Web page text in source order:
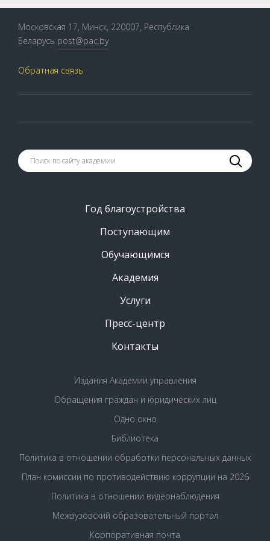
Московская 17, Минск, 220007, Республика
Беларусь post@pac.by
Обратная связь
Год благоустройства
Поступающим
Обучающимся
Академия
Услуги
Пресс-центр
Контакты
Издания Академии управления
Обращения граждан и юридических лиц
Одно окно
Библиотека
Политика в отношении обработки персональных данных
План комиссии по противодействию коррупции на 2026
Политика в отношении видеонаблюдения
Межвузовский образовательный портал
Корпоративная почта